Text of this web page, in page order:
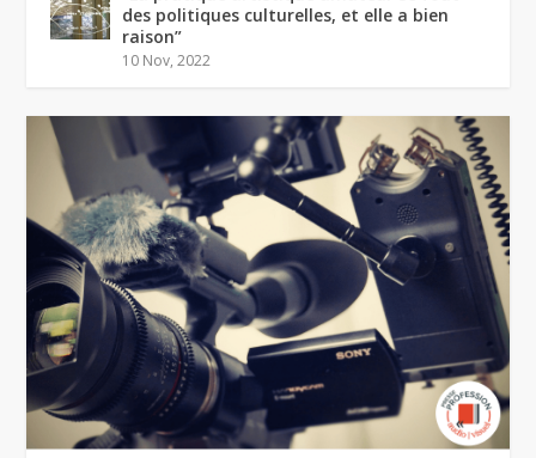
des politiques culturelles, et elle a bien
raison”
10 Nov, 2022